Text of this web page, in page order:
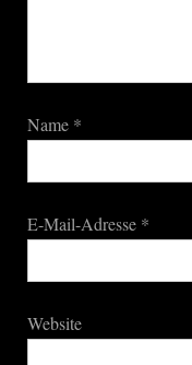
Name *
E-Mail-Adresse *
Website